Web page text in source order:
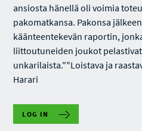
ansiosta hänellä oli voimia
pakomatkansa. Pakonsa
käänteentekevän raportin,
liittoutuneiden joukot pelastivat
unkarilaista.""Loistava ja
Harari
LOG IN